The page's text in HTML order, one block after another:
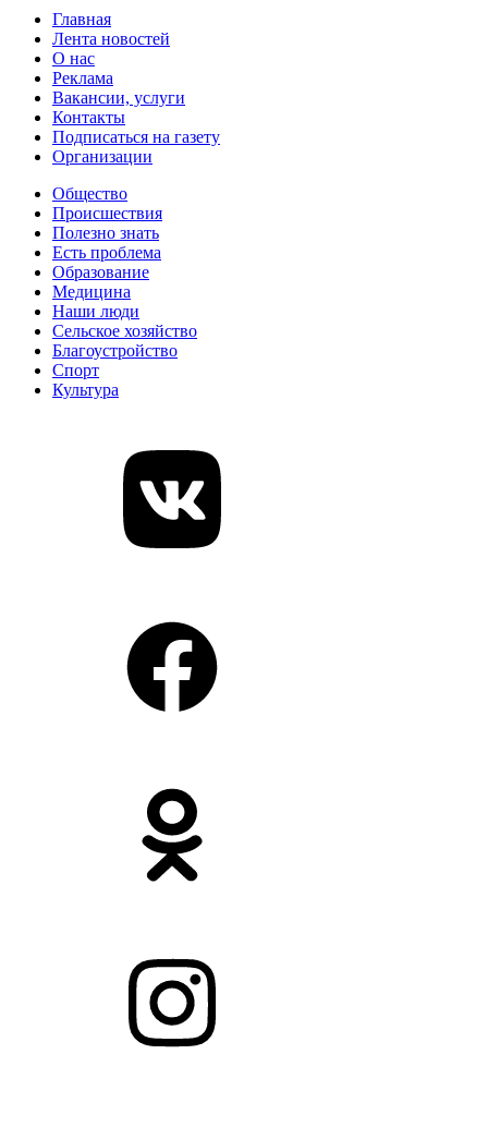
Главная
Лента новостей
О нас
Реклама
Вакансии, услуги
Контакты
Подписаться на газету
Организации
Общество
Происшествия
Полезно знать
Есть проблема
Образование
Медицина
Наши люди
Сельское хозяйство
Благоустройство
Спорт
Культура